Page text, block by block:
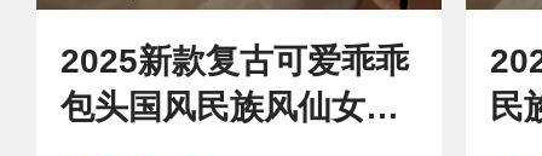
2025新款复古可爱乖乖
包头国风民族风仙女粗
民